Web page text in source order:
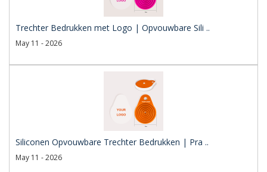
Trechter Bedrukken met Logo | Opvouwbare Sili ..
May 11 - 2026
Siliconen Opvouwbare Trechter Bedrukken | Pra ..
May 11 - 2026